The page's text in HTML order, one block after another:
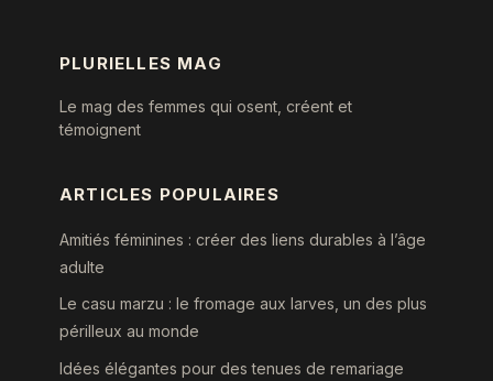
PLURIELLES MAG
Le mag des femmes qui osent, créent et
témoignent
ARTICLES POPULAIRES
Amitiés féminines : créer des liens durables à l’âge
adulte
Le casu marzu : le fromage aux larves, un des plus
périlleux au monde
Idées élégantes pour des tenues de remariage